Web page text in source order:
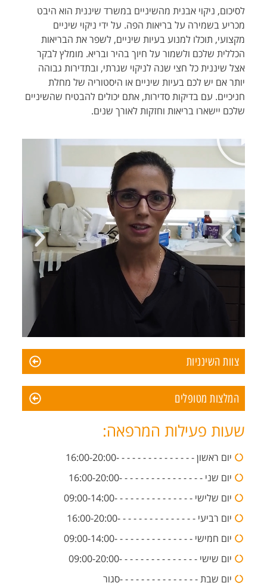
לסיכום, ניקוי אבנית מהשיניים במשרד שיננית הוא היבט
מכריע בשמירה על בריאות הפה. על ידי ניקוי שיניים
מקצועי, תוכלו למנוע בעיות שיניים, לשפר את הבריאות
הכללית שלכם ולשמור על חיוך בהיר ובריא. מומלץ לבקר
אצל שיננית כל חצי שנה לניקוי שגרתי, ובתדירות גבוהה
יותר אם יש לכם בעיות שיניים או היסטוריה של מחלת
חניכיים. עם בדיקות סדירות, אתם יכולים להבטיח שהשיניים
שלכם יישארו בריאות וחזקות לאורך שנים.
צוות השינניות
המלצות מטופלים
שעות פעילות המרפאה:
יום ראשון - - - - - - - - - - - - - - -16:00-20:00
יום שני - - - - - - - - - - - - - - - -16:00-20:00
יום שלישי - - - - - - - - - - - - - - -09:00-14:00
יום רביעי - - - - - - - - - - - - - - -16:00-20:00
יום חמישי - - - - - - - - - - - - - - -09:00-14:00
יום שישי - - - - - - - - - - - - - - -09:00-20:00
יום שבת - - - - - - - - - - - - - - -סגור